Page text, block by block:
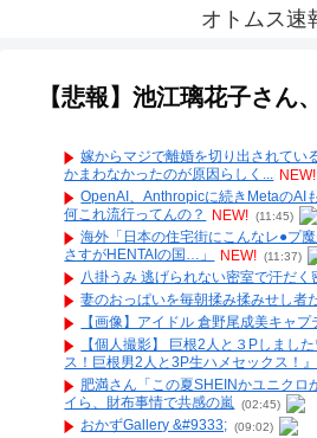
オトムス速
【悲報】池江璃花子さん
嫁からマジで離婚を切り出されてい
かまわなかったのが原因らしく... NEW!
OpenAI、Anthropicに続きMetaのAI
何これ流行ってんの？
NEW! (11:45)
海外「日本の住宅街にこんなレ●プ
さすがHENTAIの国…」
NEW! (11:37)
八掛うみ 逃げられない密室で汗だく
妻のおっぱいを毎朝揉み揉みせし者
【画像】アイドル 倉野尾成美キャ
【個人撮影】 巨根2人と３Pしまし
ス！巨根男2人と3P生ハメセックス！』
肥満さん「この夏SHEINかユニクロ
イら、財布事情で共感の嵐 (02:45)
おかずGallery &#9333; (09:02)